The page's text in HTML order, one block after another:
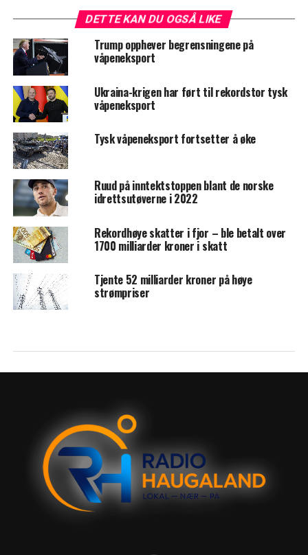
DETTE KAN DU OGSÅ LIKE
Trump opphever begrensningene på
våpeneksport
Ukraina-krigen har ført til rekordstor tysk
våpeneksport
Tysk våpeneksport fortsetter å øke
Ruud på inntektstoppen blant de norske
idrettsutøverne i 2022
Rekordhøye skatter i fjor – ble betalt over
1700 milliarder kroner i skatt
Tjente 52 milliarder kroner på høye
strømpriser